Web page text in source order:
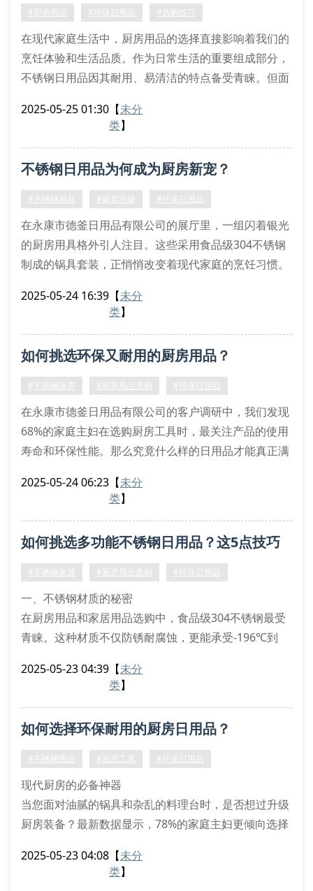
旋转式锁紧结构实现零渗漏。这些创新设计让传统塑料
不锈钢日用品？
#厨房用品 #环保日用品 #选购技巧
在现代家庭生活中，厨房用品的选择直接影响着我们的
烹饪体验和生活品质。作为日常生活的重要组成部分，
不锈钢日用品因其耐用、易清洁的特点备受青睐。但面
究竟什么样的厨房用品才真正实用又环保？
产品不仅外观时尚，而且具有防锈、耐腐蚀的特性。相
比传统铁质炊具，不锈钢双层
2025-05-25 01:30 【未分
类】
不锈钢日用品为何成为厨房新宠？
#不锈钢厨具 #厨房升级 #环保日用品
在永康市德釜日用品有限公司的展厅里，一组闪着银光
的厨房用具格外引人注目。这些采用食品级304不锈钢
制成的锅具套装，正悄悄改变着现代家庭的烹饪习惯。
每年15%的增速占领厨房用品市场。
势。首先，双层复合结构的不锈钢炒锅能实现均匀导
热，避免传统铁锅易糊底的困扰。其次，经过电解抛光
2025-05-24 16:39 【未分
类】
如何挑选环保又耐用的厨房用品？
#不锈钢保养 #厨房用品选购 #环保日用品
在永康市德釜日用品有限公司的客户调研中，我们发现
68%的家庭主妇在选购厨房工具时，最关注产品的使用
寿命和环保性能。那么究竟什么样的日用品才能真正满
一、材质选择有诀窍
者在挑选削皮器、沥水篮时，注意观察焊接处是否采用
无缝工艺。最近热销的双层隔热餐盒，就因其内外层采
2025-05-24 06:23 【未分
类】
如何挑选多功能不锈钢日用品？这5点技巧
太实用了！
#不锈钢家居 #厨房用品选购 #环保日用品
一、不锈钢材质的秘密
在厨房用品和家居用品选购中，食品级304不锈钢最受
青睐。这种材质不仅防锈耐腐蚀，更能承受-196℃到
sus304″标识，避免购买到201伪劣钢材。
降解包装和节水设计。比如双层沥水篮采用镂空结构，
比传统塑料制品节水30%。丝扣结构的密封罐能重复使
2025-05-23 04:39 【未分
类】
如何选择环保耐用的厨房日用品？
#不锈钢用品 #厨房工具 #环保日用品
现代厨房的必备神器
当您面对油腻的锅具和杂乱的料理台时，是否想过升级
厨房装备？最新数据显示，78%的家庭主妇更倾向选择
具为例，其抗菌特性可减少70%的细菌残留，特别适合
2025-05-23 04:08 【未分
类】